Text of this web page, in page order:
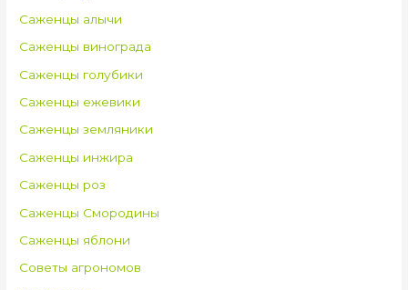
Саженцы алычи
Саженцы винограда
Саженцы голубики
Саженцы ежевики
Саженцы земляники
Саженцы инжира
Саженцы роз
Саженцы Смородины
Саженцы яблони
Советы агрономов